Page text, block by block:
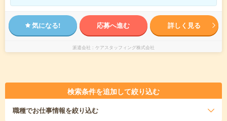
気になる! 応募へ進む 詳しく見る
派遣会社 ケアスタッフィング株式会社
検索条件を追加して絞り込む
職種でお仕事情報を絞り込む